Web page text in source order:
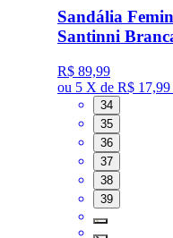
Sandália
Santinni
R$ 89,99
ou 5 X de R$ 17,99
34
35
36
37
38
39